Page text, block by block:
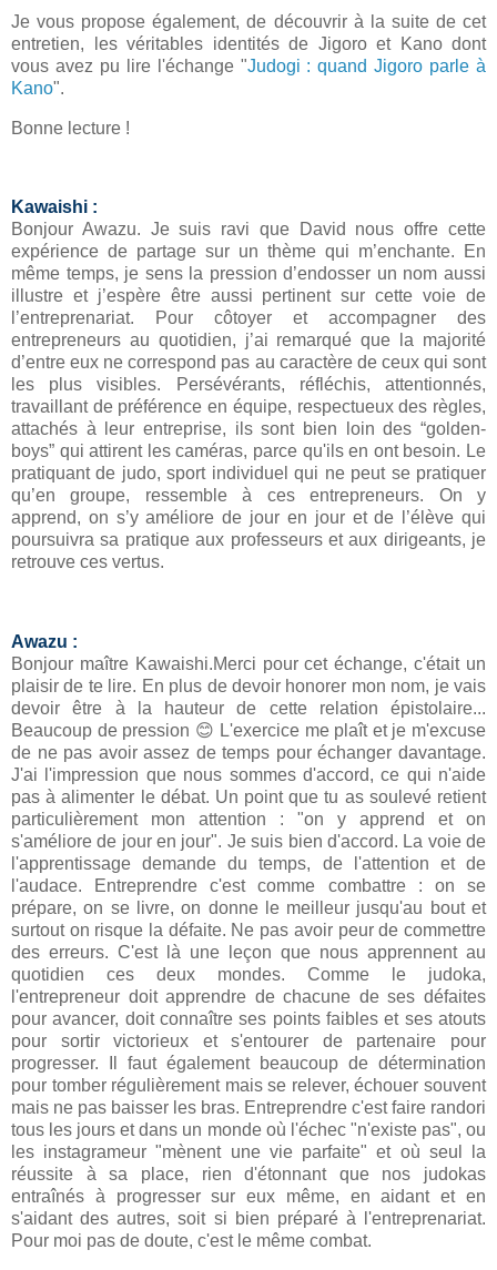
Je vous propose également, de découvrir à la suite de cet
entretien, les véritables identités de Jigoro et Kano dont
vous avez pu lire l'échange "Judogi : quand Jigoro parle à
Kano".
Bonne lecture !
Kawaishi :
Bonjour Awazu. Je suis ravi que David nous offre cette
expérience de partage sur un thème qui m’enchante. En
même temps, je sens la pression d’endosser un nom aussi
illustre et j’espère être aussi pertinent sur cette voie de
l’entreprenariat. Pour côtoyer et accompagner des
entrepreneurs au quotidien, j’ai remarqué que la majorité
d’entre eux ne correspond pas au caractère de ceux qui sont
les plus visibles. Persévérants, réfléchis, attentionnés,
travaillant de préférence en équipe, respectueux des règles,
attachés à leur entreprise, ils sont bien loin des “golden-
boys” qui attirent les caméras, parce qu'ils en ont besoin. Le
pratiquant de judo, sport individuel qui ne peut se pratiquer
qu’en groupe, ressemble à ces entrepreneurs. On y
apprend, on s’y améliore de jour en jour et de l’élève qui
poursuivra sa pratique aux professeurs et aux dirigeants, je
retrouve ces vertus.
Awazu :
Bonjour maître Kawaishi.Merci pour cet échange, c'était un
plaisir de te lire. En plus de devoir honorer mon nom, je vais
devoir être à la hauteur de cette relation épistolaire...
Beaucoup de pression 😊 L'exercice me plaît et je m'excuse
de ne pas avoir assez de temps pour échanger davantage.
J'ai l'impression que nous sommes d'accord, ce qui n'aide
pas à alimenter le débat. Un point que tu as soulevé retient
particulièrement mon attention : "on y apprend et on
s'améliore de jour en jour". Je suis bien d'accord. La voie de
l'apprentissage demande du temps, de l'attention et de
l'audace. Entreprendre c'est comme combattre : on se
prépare, on se livre, on donne le meilleur jusqu'au bout et
surtout on risque la défaite. Ne pas avoir peur de commettre
des erreurs. C'est là une leçon que nous apprennent au
quotidien ces deux mondes. Comme le judoka,
l'entrepreneur doit apprendre de chacune de ses défaites
pour avancer, doit connaître ses points faibles et ses atouts
pour sortir victorieux et s'entourer de partenaire pour
progresser. Il faut également beaucoup de détermination
pour tomber régulièrement mais se relever, échouer souvent
mais ne pas baisser les bras. Entreprendre c'est faire randori
tous les jours et dans un monde où l'échec "n'existe pas", ou
les instagrameur "mènent une vie parfaite" et où seul la
réussite à sa place, rien d'étonnant que nos judokas
entraînés à progresser sur eux même, en aidant et en
s'aidant des autres, soit si bien préparé à l'entreprenariat.
Pour moi pas de doute, c'est le même combat.